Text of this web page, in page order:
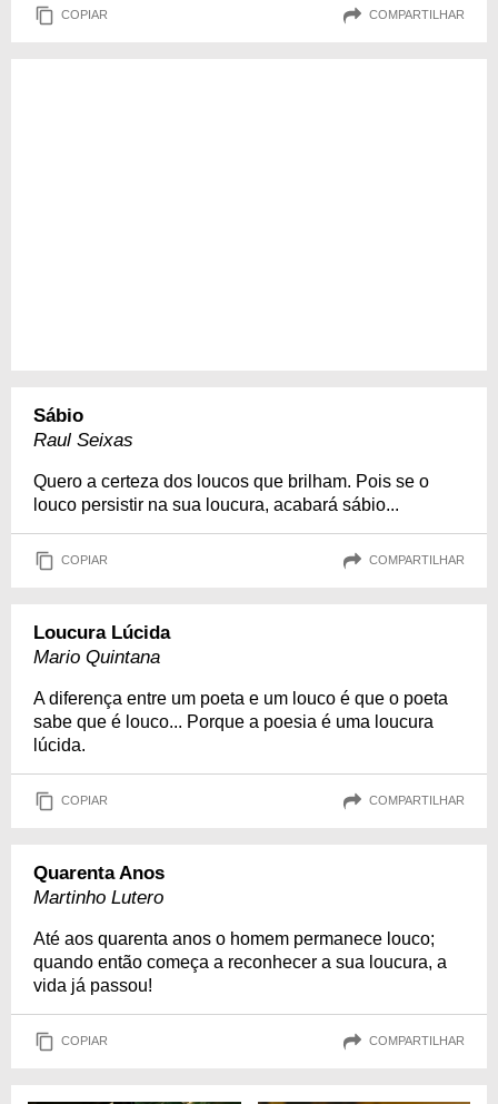
COPIAR COMPARTILHAR
Sábio
Raul Seixas
Quero a certeza dos loucos que brilham. Pois se o
louco persistir na sua loucura, acabará sábio...
COPIAR COMPARTILHAR
Loucura Lúcida
Mario Quintana
A diferença entre um poeta e um louco é que o poeta
sabe que é louco... Porque a poesia é uma loucura
lúcida.
COPIAR COMPARTILHAR
Quarenta Anos
Martinho Lutero
Até aos quarenta anos o homem permanece louco;
quando então começa a reconhecer a sua loucura, a
vida já passou!
COPIAR COMPARTILHAR